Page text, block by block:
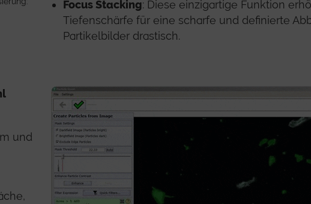
Focus Stacking: Diese einzigartige Funktion
Tiefenschärfe für eine scharfe und definierte
Partikelbilder drastisch.
und